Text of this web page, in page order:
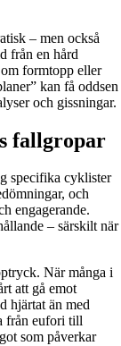
– men också
från en hård
formtopp eller
kan få oddsen
och gissningar.
fallgropar
specifika cyklister
och
engagerande.
– särskilt när
När många i
att gå emot
hjärtat än med
från eufori till
som påverkar